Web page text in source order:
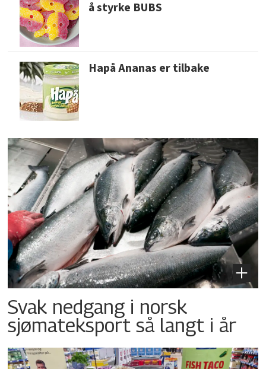
å styrke BUBS
Hapå Ananas er tilbake
Svak nedgang i norsk
sjømateksport så langt i år